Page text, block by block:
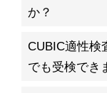
か？
CUBIC適性検
でも受検でき